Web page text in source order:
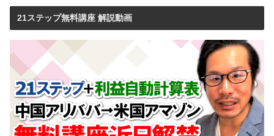
21ステップ無料講座 解説動画